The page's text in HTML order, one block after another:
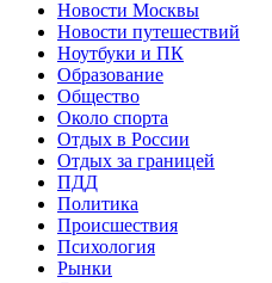
Новости Москвы
Новости путешествий
Ноутбуки и ПК
Образование
Общество
Около спорта
Отдых в России
Отдых за границей
ПДД
Политика
Происшествия
Психология
Рынки